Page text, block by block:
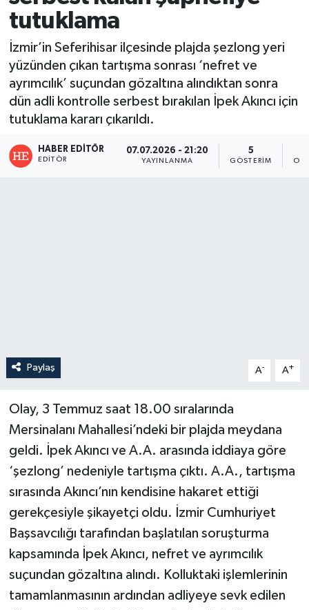
tutuklama
İzmir’in Seferihisar ilçesinde plajda şezlong yeri
yüzünden çıkan tartışma sonrası ‘nefret ve
ayrımcılık’ suçundan gözaltına alındıktan sonra
dün adli kontrolle serbest bırakılan İpek Akıncı için
tutuklama kararı çıkarıldı.
HABER EDITÖR
EDITÖR
07.07.2026 - 21:20
YAYINLANMA
5
GÖSTERIM
Paylaş A- A+
Olay, 3 Temmuz saat 18.00 sıralarında
Mersinalanı Mahallesi’ndeki bir plajda meydana
geldi. İpek Akıncı ve A.A. arasında iddiaya göre
‘şezlong’ nedeniyle tartışma çıktı. A.A., tartışma
sırasında Akıncı’nın kendisine hakaret ettiği
gerekçesiyle şikayetçi oldu. İzmir Cumhuriyet
Başsavcılığı tarafından başlatılan soruşturma
kapsamında İpek Akıncı, nefret ve ayrımcılık
suçundan gözaltına alındı. Kolluktaki işlemlerinin
tamamlanmasının ardından adliyeye sevk edilen